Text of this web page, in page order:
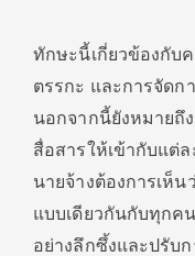
ทักษะนี้เกี่ยวข้องกับ
ตรรกะ และการจัด
นอกจากนี้ยังหมายถึ
สื่อสารให้เข้ากับแต่
นายจ้างต้องการเห็
แบบเดียวกันกับทุก
อย่างลึกซึ้งและปรับ